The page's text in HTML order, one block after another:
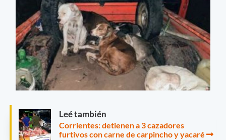
Leé también
Corrientes: detienen a 3 cazadores
furtivos con carne de carpincho y yacaré